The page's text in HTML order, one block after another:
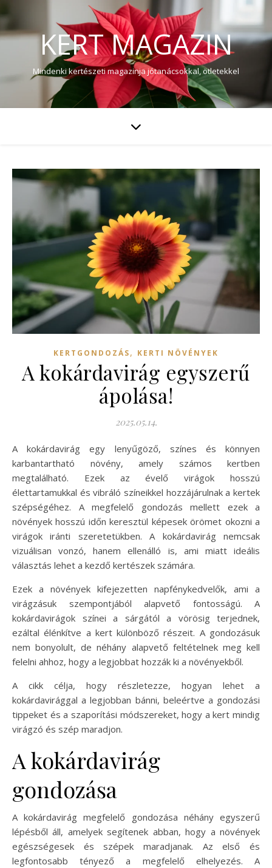
KERT MAGAZIN
Mindenki kertészeti magazinja jótanácsokkal, ötletekkel
KERTGONDOZÁS, KERTI NÖVÉNYEK
A kokárdavirág egyszerű
ápolása!
2025.05.14.
A kokárdavirág egy lenyűgöző, színes és könnyen
karbantartható növény, amely számos kertben
megtalálható. Ezek az évelő virágok hosszú
élettartamukkal és vibráló színeikkel hozzájárulnak a kertek
szépségéhez. A megfelelő gondozás mellett ezek a
növények hosszú időn keresztül képesek örömet okozni a
virágok iránti szeretetükben. A kokárdavirág nemcsak
vizuálisan vonzó, hanem ellenálló is, ami miatt ideális
választás lehet a kezdő kertészek számára.
Ezek a növények kifejezetten napfénykedvelők, ami a
virágzásuk szempontjából alapvető fontosságú. A
kokárdavirágok színei a sárgától a vörösig terjednek,
ezáltal élénkítve a kert különböző részeit. A gondozásuk
nem bonyolult, de néhány alapvető feltételnek meg kell
felelni ahhoz, hogy a legjobbat hozzák ki a növényekből.
A cikk célja, hogy részletezze, hogyan lehet a
kokárdavirággal a legjobban bánni, beleértve a gondozási
tippeket és a szaporítási módszereket, hogy a kert mindig
virágzó és szép maradjon.
A kokárdavirág
gondozása
A kokárdavirág megfelelő gondozása néhány egyszerű
lépésből áll, amelyek segítenek abban, hogy a növények
egészségesek és szépek maradjanak. Az első és
legfontosabb tényező a megfelelő elhelyezés. A